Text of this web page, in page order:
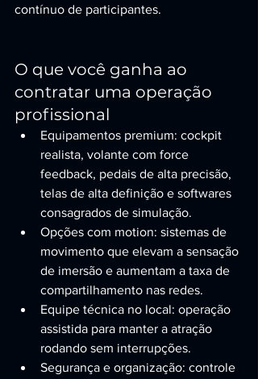
contínuo de participantes.
O que você ganha ao
contratar uma operação
profissional
Equipamentos premium: cockpit
realista, volante com force
feedback, pedais de alta precisão,
telas de alta definição e softwares
consagrados de simulação.
Opções com motion: sistemas de
movimento que elevam a sensação
de imersão e aumentam a taxa de
compartilhamento nas redes.
Equipe técnica no local: operação
assistida para manter a atração
rodando sem interrupções.
Segurança e organização: controle